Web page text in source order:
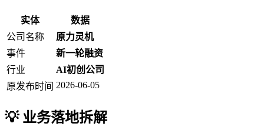
实体
数据
公司名称
原力灵机
事件
新一轮融资
行业
AI初创公司
原发布时间 2026-06-05
💡 业务落地拆解